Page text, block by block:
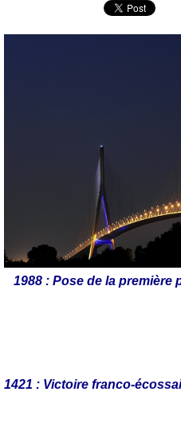
1988 : Pose de la première
1421 : Victoire franco-